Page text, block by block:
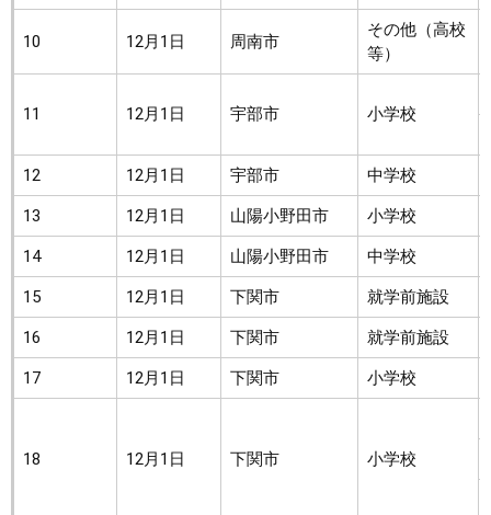
10 12月1日 周南市
その他（高校
等）
11 12月1日 宇部市 小学校
12 12月1日 宇部市 中学校
13 12月1日 山陽小野田市 小学校
14 12月1日 山陽小野田市 中学校
15 12月1日 下関市 就学前施設
16 12月1日 下関市 就学前施設
17 12月1日 下関市 小学校
18 12月1日 下関市 小学校